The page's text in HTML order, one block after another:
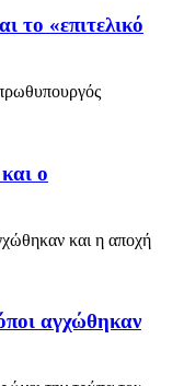
«επιτελικό
ο
αγχώθηκαν